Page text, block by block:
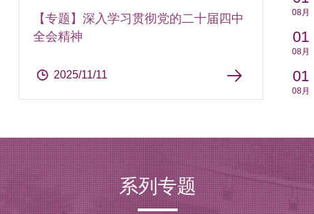
【专题】深入学习贯彻党的二十届四中
全会精神
2025/11/11
08月
01
08月
01
08月
系列专题